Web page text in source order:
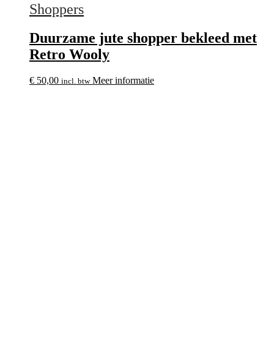
Shoppers
Duurzame jute shopper bekleed met
Retro Wooly
€ 50,00 incl. btw Meer informatie